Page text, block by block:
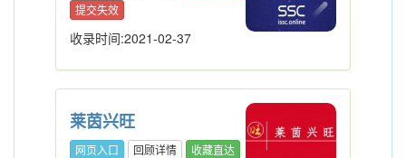
提交失效
收录时间:2021-02-37
莱茵兴旺
网页入口 回顾详情
收藏直达